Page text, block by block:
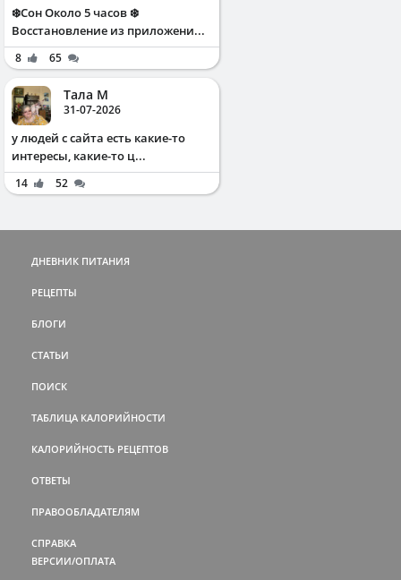
❄️Сон Около 5 часов ❄️
Восстановление из приложени...
8 65
Тала М
31-07-2026
у людей с сайта есть какие-то
интересы, какие-то ц...
14 52
ДНЕВНИК ПИТАНИЯ
РЕЦЕПТЫ
БЛОГИ
СТАТЬИ
ПОИСК
ТАБЛИЦА КАЛОРИЙНОСТИ
КАЛОРИЙНОСТЬ РЕЦЕПТОВ
ОТВЕТЫ
ПРАВООБЛАДАТЕЛЯМ
СПРАВКА
ВЕРСИИ/ОПЛАТА